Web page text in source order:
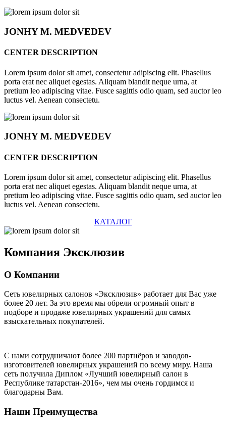
JONHYM. MEDVEDEV
CENTER DESCRIPTION
Lorem ipsum dolor sit amet, consectetur adipiscing elit. Phasellus
porta erat nec aliquet egestas. Aliquam blandit neque urna, at
pretium leo adipiscing vitae. Fusce sagittis odio quam, sed auctor leo
luctus vel. Aenean consectetu.
JONHYM. MEDVEDEV
CENTER DESCRIPTION
Lorem ipsum dolor sit amet, consectetur adipiscing elit. Phasellus
porta erat nec aliquet egestas. Aliquam blandit neque urna, at
pretium leo adipiscing vitae. Fusce sagittis odio quam, sed auctor leo
luctus vel. Aenean consectetu.
КАТАЛОГ
Компания Эксклюзив
О Компании
Сеть ювелирных салонов «Эксклюзив» работает для Вас уже
более 20 лет. За это время мы обрели огромный опыт в
подборе и продаже ювелирных украшений для самых
взыскательных покупателей.
С нами сотрудничают более 200 партнёров и заводов-
изготовителей ювелирных украшений по всему миру. Наша
сеть получила Диплом «Лучший ювелирный салон в
Республике татарстан-2016», чем мы очень гордимся и
благодарны Вам.
Наши Преимущества